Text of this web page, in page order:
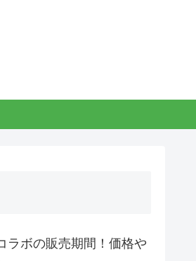
ラボの販売期間！価格や